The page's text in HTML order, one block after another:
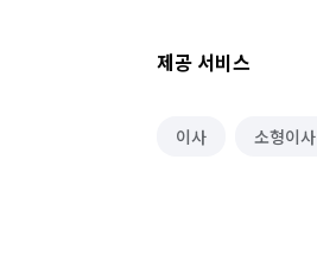
제공 서비스
이사 소형이사